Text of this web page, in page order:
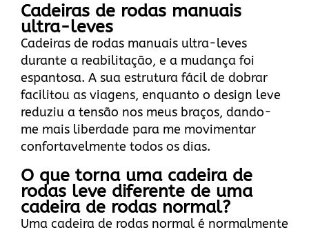
Cadeiras de rodas manuais
ultra-leves
Cadeiras de rodas manuais ultra-leves
durante a reabilitação, e a mudança foi
espantosa. A sua estrutura fácil de dobrar
facilitou as viagens, enquanto o design leve
reduziu a tensão nos meus braços, dando-
me mais liberdade para me movimentar
confortavelmente todos os dias.
O que torna uma cadeira de
rodas leve diferente de uma
cadeira de rodas normal?
Uma cadeira de rodas normal é normalmente